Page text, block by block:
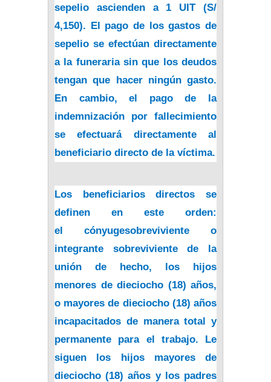
sepelio
ascienden a 1 UIT (S/
4,150). El pago de los gastos de
sepelio se efectúan directamente
a la funeraria sin que los deudos
tengan que hacer ningún gasto.
En cambio, el pago de la
indemnización por fallecimiento
se efectuará directamente al
beneficiario directo de la víctima.
Los beneficiarios directos se
definen en este orden:
el
cónyugesobreviviente o
integrante sobreviviente de la
unión de hecho, los hijos
menores de dieciocho (18) años,
o mayores de dieciocho (18) años
incapacitados de manera total y
permanente para el trabajo. Le
siguen los hijos mayores de
dieciocho (18) años y los padres